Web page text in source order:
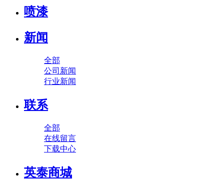
喷漆
新闻
全部
公司新闻
行业新闻
联系
全部
在线留言
下载中心
英泰商城